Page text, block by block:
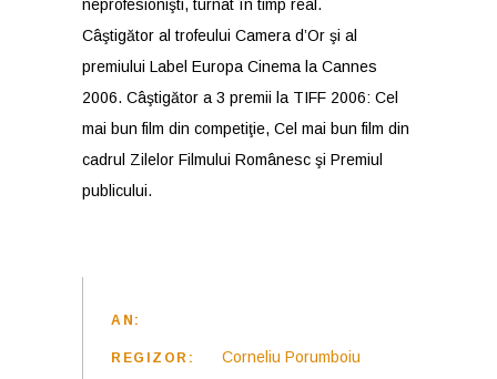
neprofesionişti, turnat în timp real.
Câştigător al trofeului Camera d’Or şi al
premiului Label Europa Cinema la Cannes
2006. Câştigător a 3 premii la TIFF 2006: Cel
mai bun film din competiţie, Cel mai bun film din
cadrul Zilelor Filmului Românesc şi Premiul
publicului.
AN:
REGIZOR: Corneliu Porumboiu